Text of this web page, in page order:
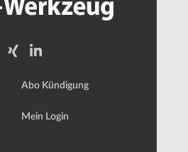
Abo Kündigung
Mein Login